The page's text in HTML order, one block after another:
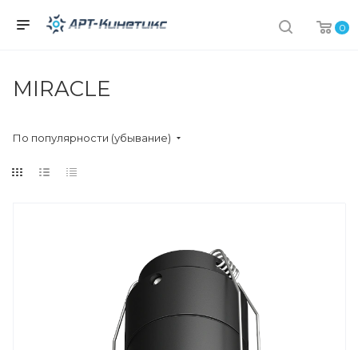
0
MIRACLE
По популярности (убывание)